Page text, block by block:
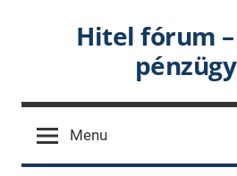
Hitel fórum
Menu